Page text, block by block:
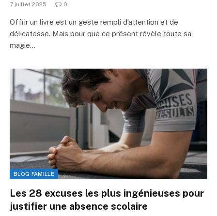
7 juillet 2025 0
Offrir un livre est un geste rempli d’attention et de
délicatesse. Mais pour que ce présent révèle toute sa
magie…
BLOG FAMILLE
Les 28 excuses les plus ingénieuses pour
justifier une absence scolaire